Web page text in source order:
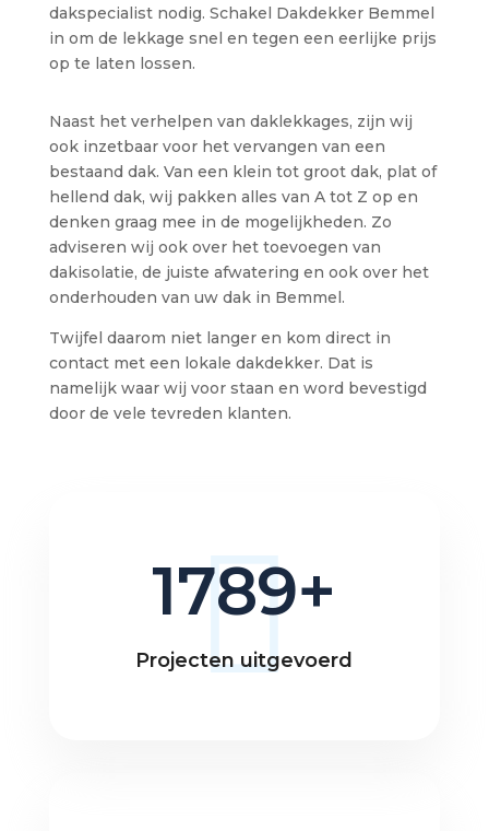
dakspecialist nodig. Schakel Dakdekker Bemmel
in om de lekkage snel en tegen een eerlijke prijs
op te laten lossen.
Naast het verhelpen van daklekkages, zijn wij
ook inzetbaar voor het vervangen van een
bestaand dak. Van een klein tot groot dak, plat of
hellend dak, wij pakken alles van A tot Z op en
denken graag mee in de mogelijkheden. Zo
adviseren wij ook over het toevoegen van
dakisolatie, de juiste afwatering en ook over het
onderhouden van uw dak in Bemmel.
Twijfel daarom niet langer en kom direct in
contact met een lokale dakdekker. Dat is
namelijk waar wij voor staan en word bevestigd
door de vele tevreden klanten.
1789
Projecten uitgevoerd